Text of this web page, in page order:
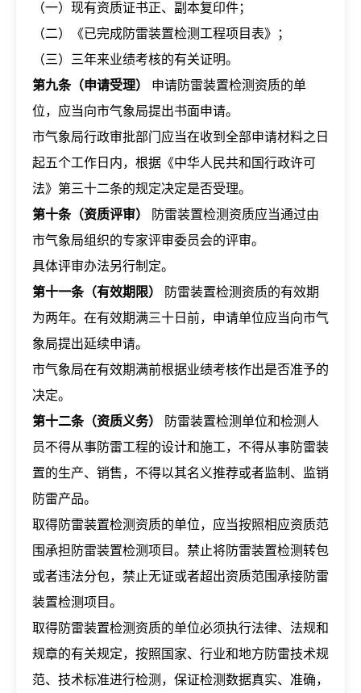
（一）现有资质证书正、副本复印件；
（二）《已完成防雷装置检测工程项目表》；
（三）三年来业绩考核的有关证明。
第九条（申请受理）
申请防雷装置检测资质的单
位，应当向市气象局提出书面申请。
市气象局行政审批部门应当在收到全部申请材料之日
起五个工作日内，根据《中华人民共和国行政许可
法》第三十二条的规定决定是否受理。
第十条（资质评审）
防雷装置检测资质应当通过由
市气象局组织的专家评审委员会的评审。
具体评审办法另行制定。
第十一条（有效期限）
防雷装置检测资质的有效期
为两年。在有效期满三十日前，申请单位应当向市气
象局提出延续申请。
市气象局在有效期满前根据业绩考核作出是否准予的
决定。
第十二条（资质义务）
防雷装置检测单位和检测人
员不得从事防雷工程的设计和施工，不得从事防雷装
置的生产、销售，不得以其名义推荐或者监制、监销
防雷产品。
取得防雷装置检测资质的单位，应当按照相应资质范
围承担防雷装置检测项目。禁止将防雷装置检测转包
或者违法分包，禁止无证或者超出资质范围承接防雷
装置检测项目。
取得防雷装置检测资质的单位必须执行法律、法规和
规章的有关规定，按照国家、行业和地方防雷技术规
范、技术标准进行检测，保证检测数据真实、准确，